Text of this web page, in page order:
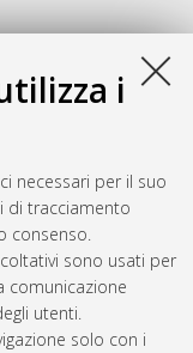
i
necessari per il suo
di tracciamento
consenso.
sono usati per
comunicazione
utenti.
solo con i
for brain
neurofibrillary
thesis], Alma
di ricerca in
amsdottorato/9040.
Aug 5 20:42:00 2026